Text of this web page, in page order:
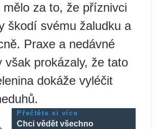
mělo za to, že příznivci
škodí svému žaludku a
Praxe a nedávné
však prokázaly, že tato
dokáže vyléčit
Přečtěte si více
Chci vědět všechno